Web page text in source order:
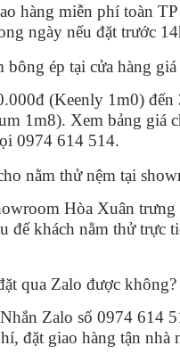
hàng miễn phí toàn
ngày nếu đặt trước
bông ép tại cửa hàng
(Keenly 1m0) đến
1m8). Xem bảng giá
0974 614 514.
nằm thử nệm tại
Hòa Xuân trưng
để khách nằm thử trực
qua Zalo được không?
Zalo số 0974 614
đặt giao hàng tận nhà